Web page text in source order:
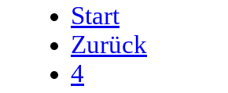
Start
Zurück
4